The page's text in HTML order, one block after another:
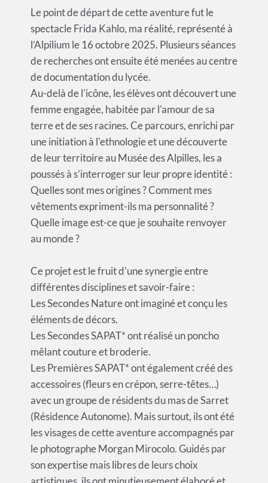
Le point de départ de cette aventure fut le
spectacle Frida Kahlo, ma réalité, représenté à
l’Alpilium le 16 octobre 2025. Plusieurs séances
de recherches ont ensuite été menées au centre
de documentation du lycée.
Au-delà de l'icône, les élèves ont découvert une
femme engagée, habitée par l'amour de sa
terre et de ses racines. Ce parcours, enrichi par
une initiation à l'ethnologie et une découverte
de leur territoire au Musée des Alpilles, les a
poussés à s’interroger sur leur propre identité :
Quelles sont mes origines ? Comment mes
vêtements expriment-ils ma personnalité ?
Quelle image est-ce que je souhaite renvoyer
au monde ?
Ce projet est le fruit d'une synergie entre
différentes disciplines et savoir-faire :
Les Secondes Nature ont imaginé et conçu les
éléments de décors.
Les Secondes SAPAT* ont réalisé un poncho
mêlant couture et broderie.
Les Premières SAPAT* ont également créé des
accessoires (fleurs en crépon, serre-têtes…)
avec un groupe de résidents du mas de Sarret
(Résidence Autonome). Mais surtout, ils ont été
les visages de cette aventure accompagnés par
le photographe Morgan Mirocolo. Guidés par
son expertise mais libres de leurs choix